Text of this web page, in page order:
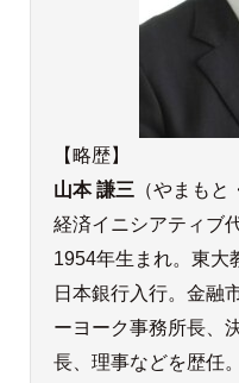
【略歴】
山本 謙三 （やまも
経済イニシアティブ
1954年生まれ。東大
日本銀行入行。金融
ーヨーク事務所長、
長、理事などを歴任